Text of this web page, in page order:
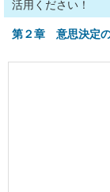
活用ください！
第２章 意思決定の